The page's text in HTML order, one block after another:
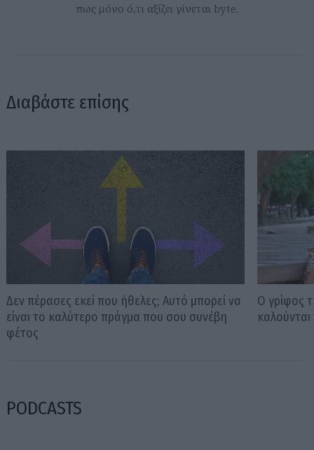
πως μόνο ό,τι αξίζει γίνεται byte.
Διαβάστε επίσης
Δεν πέρασες εκεί που ήθελες; Αυτό μπορεί να
είναι το καλύτερο πράγμα που σου συνέβη
φέτος
Ο γρίφος
PODCASTS